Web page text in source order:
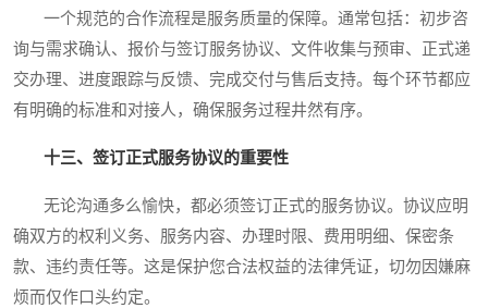
一个规范的合作流程是服务质量的保障。通常包括：初步咨
询与需求确认、报价与签订服务协议、文件收集与预审、正式递
交办理、进度跟踪与反馈、完成交付与售后支持。每个环节都应
有明确的标准和对接人，确保服务过程井然有序。
十三、签订正式服务协议的重要性
无论沟通多么愉快，都必须签订正式的服务协议。协议应明
确双方的权利义务、服务内容、办理时限、费用明细、保密条
款、违约责任等。这是保护您合法权益的法律凭证，切勿因嫌麻
烦而仅作口头约定。